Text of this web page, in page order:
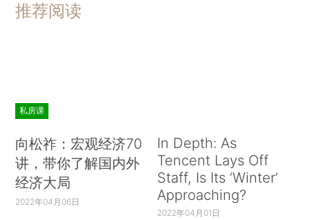
推荐阅读
私房课
向松祚：宏观经济70
讲，带你了解国内外
经济大局
2022年04月06日
In Depth: As
Tencent Lays Off
Staff, Is Its ‘Winter’
Approaching?
2022年04月01日